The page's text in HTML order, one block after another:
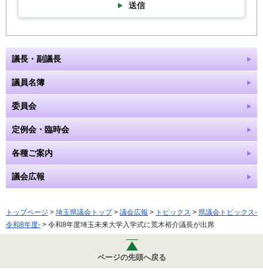
送信
議長・副議長
議員名簿
委員会
定例会・臨時会
各種ご案内
議会広報
トップページ > 埼玉県議会トップ> 議会広報 > トピックス > 県議会トピックス-
令和8年度- > 令和8年度埼玉未来大学入学式に荒木裕介議長が出席
ページの先頭へ戻る